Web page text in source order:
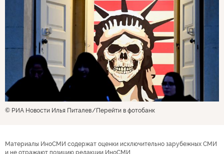
© РИА Новости Илья Питалев Перейти в фотобанк
Материалы ИноСМИ содержат оценки исключительно зарубежных СМИ
и не отражают позицию редакции ИноСМИ